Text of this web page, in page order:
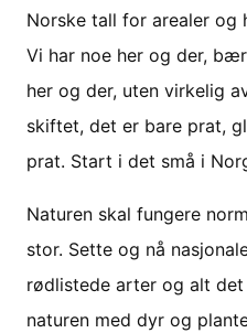
Norske tall for arealer og
Vi har noe her og der,
her og der, uten virkelig
skiftet, det er bare prat,
prat. Start i det små i
Naturen skal fungere
stor. Sette og nå
rødlistede arter og alt
naturen med dyr og